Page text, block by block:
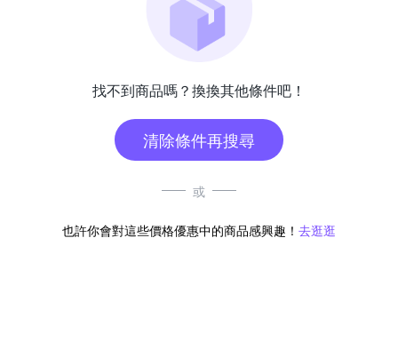
找不到商品嗎？換換其他條件吧！
清除條件再搜尋
或
也許你會對這些價格優惠中的商品感興趣！ 去逛逛